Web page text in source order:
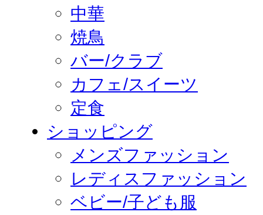
中華
焼鳥
バー/クラブ
カフェ/スイーツ
定食
ショッピング
メンズファッション
レディスファッション
ベビー/子ども服